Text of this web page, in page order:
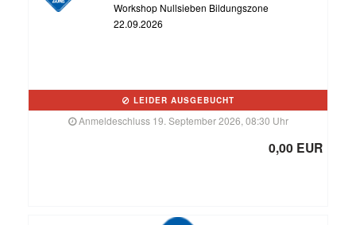
Workshop Nullsieben Bildungszone
22.09.2026
LEIDER AUSGEBUCHT
Anmeldeschluss 19. September 2026, 08:30 Uhr
0,00 EUR